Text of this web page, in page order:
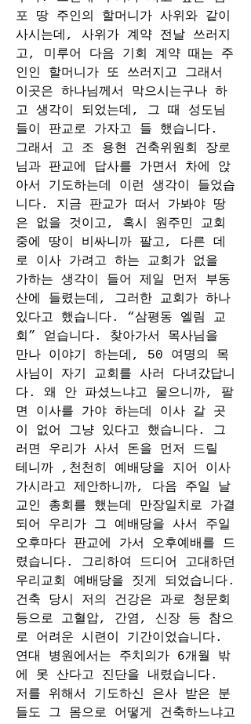
포 땅 주인의 할머니가 사위와 같이
사시는데, 사위가 계약 전날 쓰러지
고, 미루어 다음 기회 계약 때는 주
인인 할머니가 또 쓰러지고 그래서
이곳은 하나님께서 막으시는구나 하
고 생각이 되었는데, 그 때 성도님
들이 판교로 가자고 들 했습니다.
그래서 고 조 용현 건축위원회 장로
님과 판교에 답사를 가면서 차에 앉
아서 기도하는데 이런 생각이 들었습
니다. 지금 판교가 떠서 가봐야 땅
은 없을 것이고, 혹시 원주민 교회
중에 땅이 비싸니까 팔고, 다른 데
로 이사 가려고 하는 교회가 없을
가하는 생각이 들어 제일 먼저 부동
산에 들렸는데, 그러한 교회가 하나
있다고 했습니다. “삼평동 엘림 교
회” 얻습니다. 찾아가서 목사님을
만나 이야기 하는데, 50 여명의 목
사님이 자기 교회를 사러 다녀갔답니
다. 왜 안 파셨느냐고 물으니까, 팔
면 이사를 가야 하는데 이사 갈 곳
이 없어 그냥 있다고 했습니다. 그
러면 우리가 사서 돈을 먼저 드릴
테니까 ,천천히 예배당을 지어 이사
가시라고 제안하니까, 다음 주일 날
교인 총회를 했는데 만장일치로 가결
되어 우리가 그 예배당을 사서 주일
오후마다 판교에 가서 오후예배를 드
렸습니다. 그리하여 드디어 고대하던
우리교회 예배당을 짓게 되었습니다.
건축 당시 저의 건강은 과로 청문회
등으로 고혈압, 간염, 신장 등 참으
로 어려운 시련이 기간이었습니다.
연대 병원에서는 주치의가 6개월 밖
에 못 산다고 진단을 내렸습니다.
저를 위해서 기도하신 은사 받은 분
들도 그 몸으로 어떻게 건축하느냐고